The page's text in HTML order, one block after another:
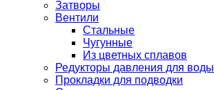
Затворы
Вентили
Стальные
Чугунные
Из цветных сплавов
Редукторы давления для воды
Прокладки для подводки